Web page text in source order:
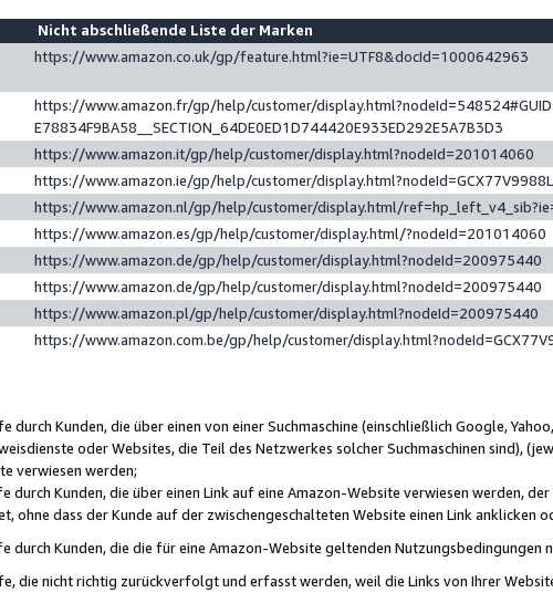
Nicht abschließende Liste der Marken
https://www.amazon.co.uk/gp/feature.html?ie=UTF8&docId=1000642963
https://www.amazon.fr/gp/help/customer/
E78834F9BA58__SECTION_64DE0ED1D744420E933ED292E5A7B3D3
https://www.amazon.it/gp/help/customer/display.html?nodeId=201014060
https://www.amazon.ie/gp/help/customer/
https://www.amazon.nl/gp/help/customer/display.html/
https://www.amazon.es/gp/help/customer/display.html/?nodeId=201014060
https://www.amazon.de/gp/help/customer/display.html?nodeId=200975440
https://www.amazon.de/gp/help/customer/display.html?nodeId=200975440
https://www.amazon.pl/gp/help/customer/display.html?nodeId=200975440
https://www.amazon.com.be/gp/help/customer/
durch Kunden, die über einen von einer Suchmaschine (einschließlich Google,
oder Websites, die Teil des Netzwerkes solcher Suchmaschinen sind),
verwiesen werden;
durch Kunden, die über einen Link auf eine Amazon-Website verwiesen werden,
ohne dass der Kunde auf der zwischengeschalteten Website einen Link anklicken
durch Kunden, die die für eine Amazon-Website geltenden Nutzungsbedingungen
die nicht richtig zurückverfolgt und erfasst werden, weil die Links von Ihrer